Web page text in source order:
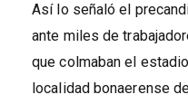
Así lo señaló el
ante miles de
que colmaban el
localidad bonaerense